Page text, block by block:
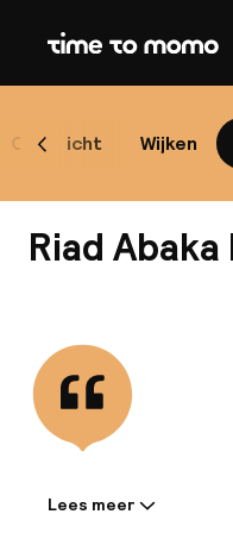
Home
Overzicht Wijken
Scroll naar links
Riad Abaka
Informatie
Lees meer